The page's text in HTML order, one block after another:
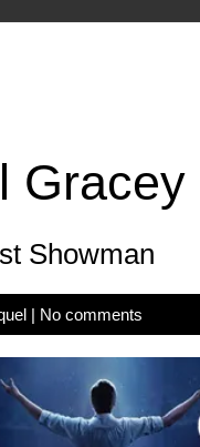
Gracey
Showman
| No comments